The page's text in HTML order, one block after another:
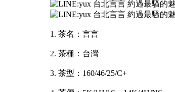
1. 茶名：言言
2. 茶種：台灣
3. 茶型：160/46/25/C+